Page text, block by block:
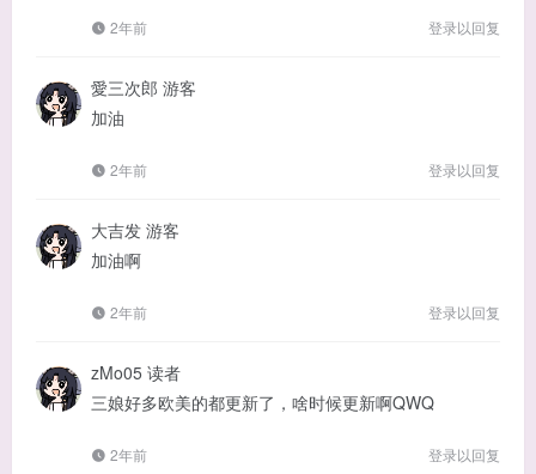
2年前 登录以回复
愛三次郎 游客
加油
2年前 登录以回复
大吉发 游客
加油啊
2年前 登录以回复
zMo05 读者
三娘好多欧美的都更新了，啥时候更新啊QWQ
2年前 登录以回复